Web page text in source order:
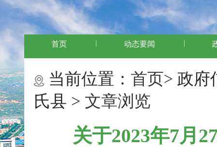
首页 动态要闻
当前位置： 首页> 政府
氏县 > 文章浏览
关于2023年7月